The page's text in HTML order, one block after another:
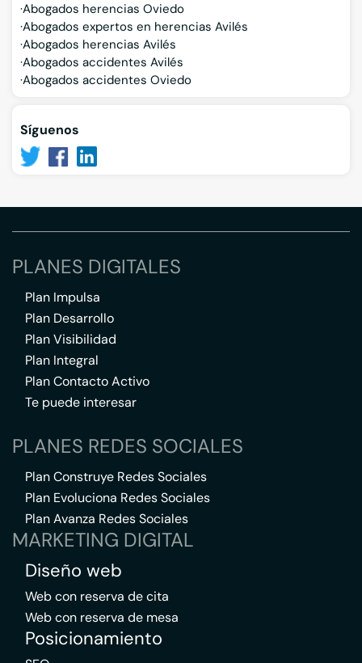
Abogados herencias Oviedo
Abogados expertos en herencias Avilés
Abogados herencias Avilés
Abogados accidentes Avilés
Abogados accidentes Oviedo
Síguenos
PLANES DIGITALES
Plan Impulsa
Plan Desarrollo
Plan Visibilidad
Plan Integral
Plan Contacto Activo
Te puede interesar
PLANES REDES SOCIALES
Plan Construye Redes Sociales
Plan Evoluciona Redes Sociales
Plan Avanza Redes Sociales
MARKETING DIGITAL
Diseño web
Web con reserva de cita
Web con reserva de mesa
Posicionamiento